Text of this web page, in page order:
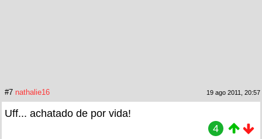
#7 nathalie16 19 ago 2011, 20:57
Uff... achatado de por vida!
4